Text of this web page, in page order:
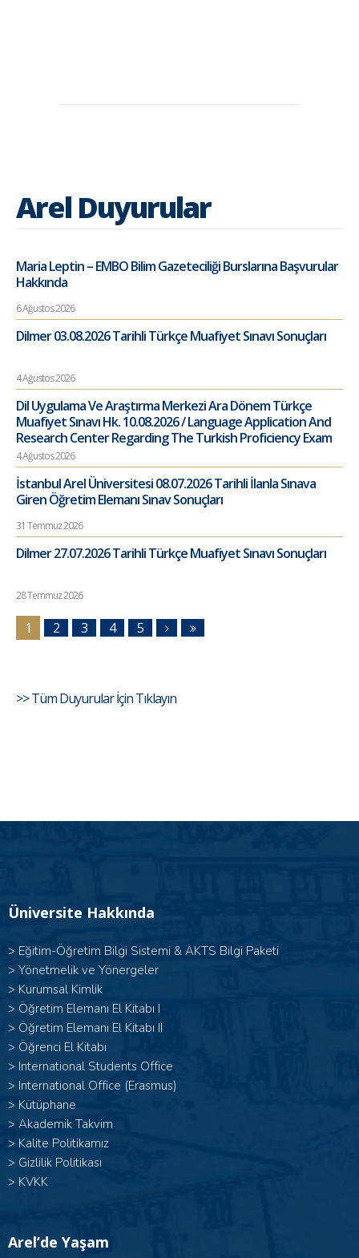
Arel Duyurular
Maria Leptin – EMBO Bilim Gazeteciliği Burslarına Başvurular
Hakkında
6 Ağustos 2026
Dilmer 03.08.2026 Tarihli Türkçe Muafiyet Sınavı Sonuçları
4 Ağustos 2026
Dil Uygulama Ve Araştırma Merkezi Ara Dönem Türkçe
Muafiyet Sınavı Hk. 10.08.2026 / Language Application And
Research Center Regarding The Turkish Proficiency Exam
4 Ağustos 2026
İstanbul Arel Üniversitesi 08.07.2026 Tarihli İlanla Sınava
Giren Öğretim Elemanı Sınav Sonuçları
31 Temmuz 2026
Dilmer 27.07.2026 Tarihli Türkçe Muafiyet Sınavı Sonuçları
28 Temmuz 2026
1 2 3 4 5
>> Tüm Duyurular İçin Tıklayın
Üniversite Hakkında
> Eğitim-Öğretim Bilgi Sistemi & AKTS Bilgi Paketi
> Yönetmelik ve Yönergeler
> Kurumsal Kimlik
> Öğretim Elemanı El Kitabı I
> Öğretim Elemanı El Kitabı II
> Öğrenci El Kitabı
> International Students Office
> International Office (Erasmus)
> Kütüphane
> Akademik Takvim
> Kalite Politikamız
> Gizlilik Politikası
> KVKK
Arel’de Yaşam